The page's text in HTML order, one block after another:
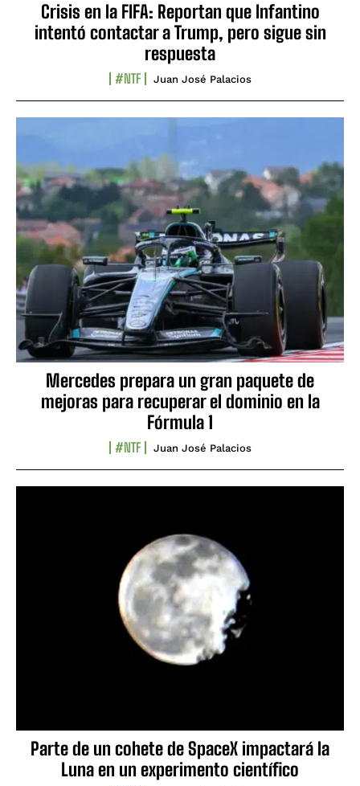
Crisis en la FIFA: Reportan que Infantino
intentó contactar a Trump, pero sigue sin
respuesta
#NTF Juan José Palacios
Mercedes prepara un gran paquete de
mejoras para recuperar el dominio en la
Fórmula 1
#NTF Juan José Palacios
Parte de un cohete de SpaceX impactará la
Luna en un experimento científico